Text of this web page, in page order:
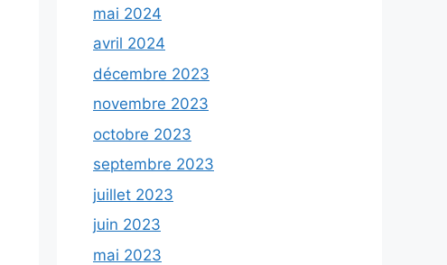
mai 2024
avril 2024
décembre 2023
novembre 2023
octobre 2023
septembre 2023
juillet 2023
juin 2023
mai 2023